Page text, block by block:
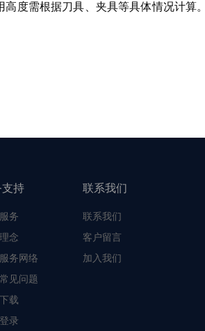
度需根据刀具、夹具等具体情况计
支持
务
念
务网络
见问题
载
录
联系我们
联系我们
客户留言
加入我们